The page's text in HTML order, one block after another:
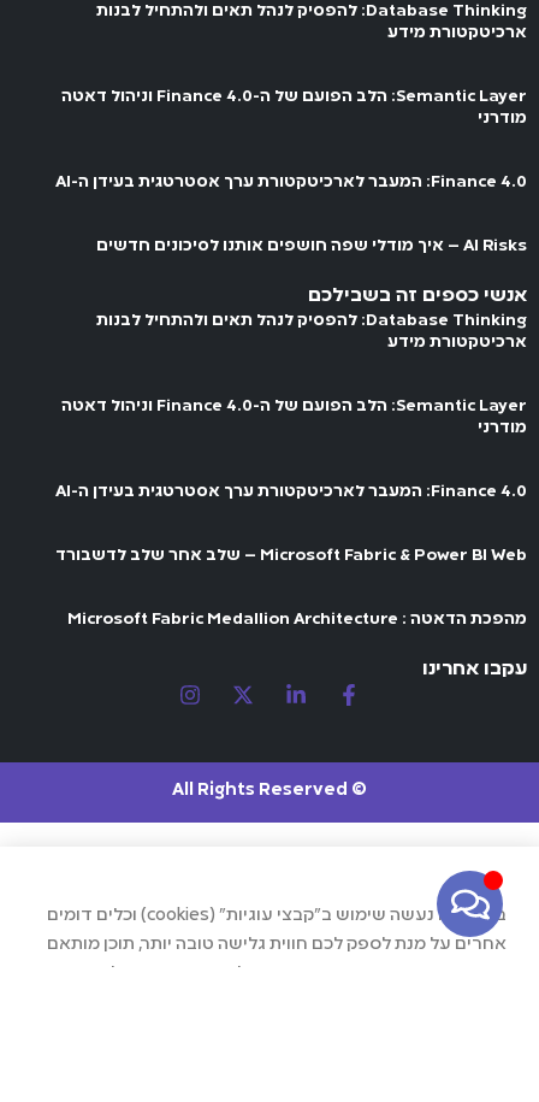
Database Thinking: להפסיק לנהל תאים ולהתחיל לבנות
ארכיטקטורת מידע
Semantic Layer: הלב הפועם של ה-Finance 4.0 וניהול דאטה
מודרני
Finance 4.0: המעבר לארכיטקטורת ערך אסטרטגית בעידן ה-AI
AI Risks – איך מודלי שפה חושפים אותנו לסיכונים חדשים
אנשי כספים זה בשבילכם
Database Thinking: להפסיק לנהל תאים ולהתחיל לבנות
ארכיטקטורת מידע
Semantic Layer: הלב הפועם של ה-Finance 4.0 וניהול דאטה
מודרני
Finance 4.0: המעבר לארכיטקטורת ערך אסטרטגית בעידן ה-AI
Microsoft Fabric & Power BI Web – שלב אחר שלב לדשבורד
מהפכת הדאטה : Microsoft Fabric Medallion Architecture
עקבו אחרינו
© All Rights Reserved
באתר זה נעשה שימוש ב"קבצי עוגיות" (cookies) וכלים דומים
אחרים על מנת לספק לכם חווית גלישה טובה יותר, תוכן מותאם
אישית וביצוע ניתוחים סטטיסטיים. למידע נוסף ניתן לעיין